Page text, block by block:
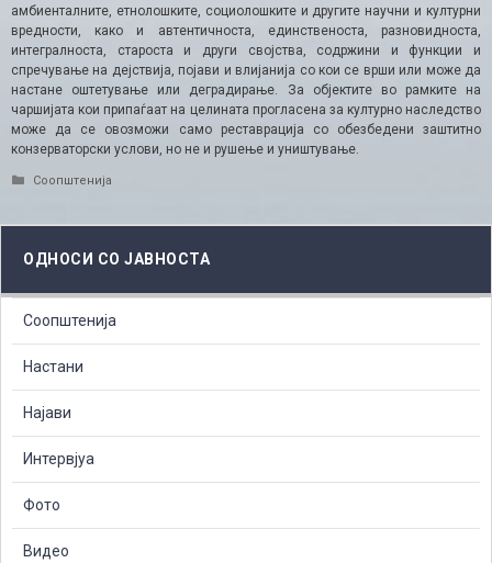
амбиенталните, етнолошките, социолошките и другите научни и културни
вредности, како и автентичноста, единственоста, разновидноста,
интегралноста, староста и други својства, содржини и функции и
спречување на дејствија, појави и влијанија со кои се врши или може да
настане оштетување или деградирање. За објектите во рамките на
чаршијата кои припаѓаат на целината прогласена за културно наследство
може да се овозможи само реставрација со обезбедени заштитно
конзерваторски услови, но не и рушење и уништување.
Categories
Соопштенија
ОДНОСИ СО ЈАВНОСТА
Соопштенија
Настани
Најави
Интервјуа
Фото
Видео